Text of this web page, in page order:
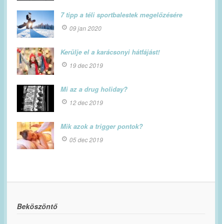
7 tipp a téli sportbalestek megelőzésére
09 jan 2020
Kerülje el a karácsonyi hátfájást!
19 dec 2019
Mi az a drug holiday?
12 dec 2019
Mik azok a trigger pontok?
05 dec 2019
Beköszöntő